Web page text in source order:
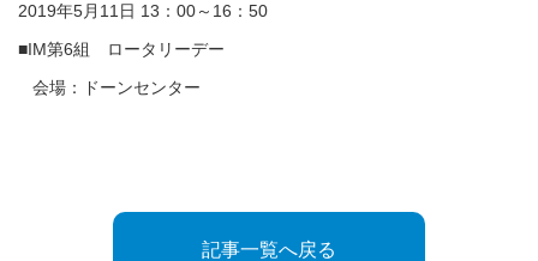
2019年5月11 日 13 ：00～ 16 ：50
■IM第6組 ロータリーデー
会場：ドーンセンター
記事一覧へ戻る